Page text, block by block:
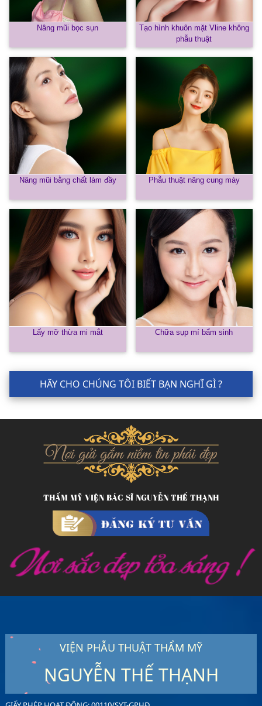
Nâng mũi bọc sụn
Tạo hình khuôn mặt Vline không
phẫu thuật
Nâng mũi bằng chất làm đầy Phẫu thuật nâng cung mày
Lấy mỡ thừa mi mắt Chữa sụp mí bẩm sinh
HÃY CHO CHÚNG TÔI BIẾT BẠN NGHĨ GÌ ?
THẨM MỸ VIỆN BÁC SĨ NGUYỄN THẾ THẠNH
VIỆN PHẪU THUẬT THẨM MỸ
NGUYỄN THẾ THẠNH